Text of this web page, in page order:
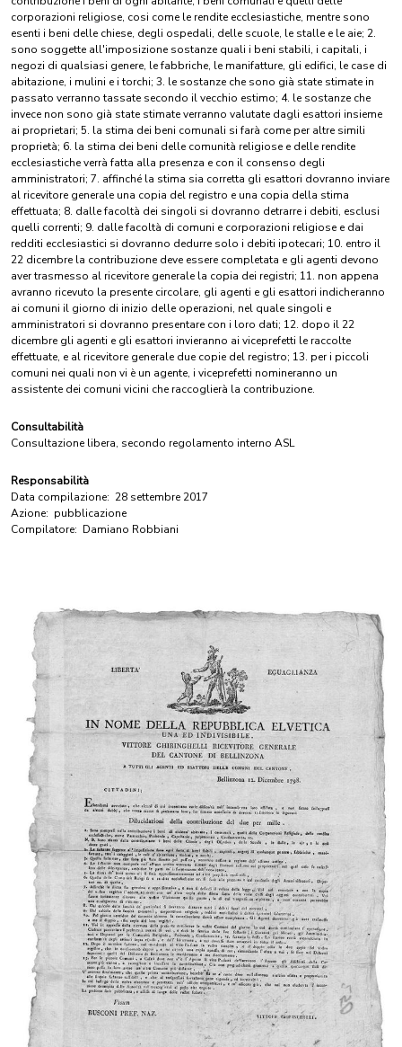
corporazioni religiose, cosi come le rendite ecclesiastiche, mentre sono
esenti i beni delle chiese, degli ospedali, delle scuole, le stalle e le aie; 2.
sono soggette all'imposizione sostanze quali i beni stabili, i capitali, i
negozi di qualsiasi genere, le fabbriche, le manifatture, gli edifici, le case di
abitazione, i mulini e i torchi; 3. le sostanze che sono già state stimate in
passato verranno tassate secondo il vecchio estimo; 4. le sostanze che
invece non sono già state stimate verranno valutate dagli esattori insieme
ai proprietari; 5. la stima dei beni comunali si farà come per altre simili
proprietà; 6. la stima dei beni delle comunità religiose e delle rendite
ecclesiastiche verrà fatta alla presenza e con il consenso degli
amministratori; 7. affinché la stima sia corretta gli esattori dovranno inviare
al ricevitore generale una copia del registro e una copia della stima
effettuata; 8. dalle facoltà dei singoli si dovranno detrarre i debiti, esclusi
quelli correnti; 9. dalle facoltà di comuni e corporazioni religiose e dai
redditi ecclesiastici si dovranno dedurre solo i debiti ipotecari; 10. entro il
22 dicembre la contribuzione deve essere completata e gli agenti devono
aver trasmesso al ricevitore generale la copia dei registri; 11. non appena
avranno ricevuto la presente circolare, gli agenti e gli esattori indicheranno
ai comuni il giorno di inizio delle operazioni, nel quale singoli e
amministratori si dovranno presentare con i loro dati; 12. dopo il 22
dicembre gli agenti e gli esattori invieranno ai viceprefetti le raccolte
effettuate, e al ricevitore generale due copie del registro; 13. per i piccoli
comuni nei quali non vi è un agente, i viceprefetti nomineranno un
assistente dei comuni vicini che raccoglierà la contribuzione.
Consultabilità
Consultazione libera, secondo regolamento interno ASL
Responsabilità
Data compilazione: 28 settembre 2017
Azione: pubblicazione
Compilatore: Damiano Robbiani